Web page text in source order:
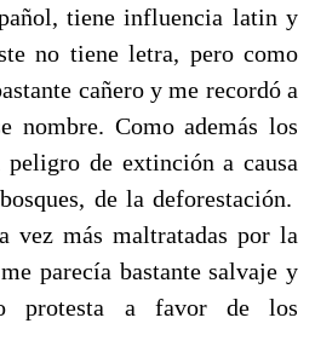
tiene influencia latin y
no tiene letra, pero como
cañero y me recordó a
nombre. Como además los
peligro de extinción a causa
de la deforestación.
vez más maltratadas por la
parecía bastante salvaje y
protesta a favor de los